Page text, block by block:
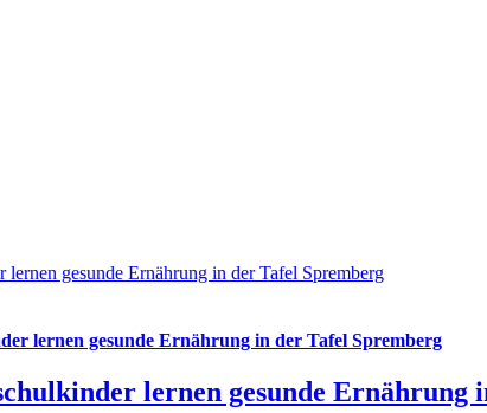
lernen gesunde Ernährung in der Tafel Spremberg
lernen gesunde Ernährung in der Tafel Spremberg
lernen gesunde Ernährung